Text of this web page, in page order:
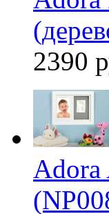
2390
Adora